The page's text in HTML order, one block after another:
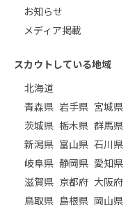
お知らせ
メディア掲載
スカウトしている地域
北海道
青森県 岩手県 宮城県
茨城県 栃木県 群馬県
新潟県 富山県 石川県
岐阜県 静岡県 愛知県
滋賀県 京都府 大阪府
鳥取県 島根県 岡山県